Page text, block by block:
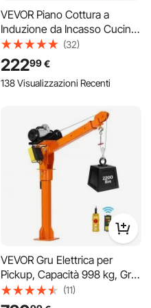
VEVOR Piano Cottura a
Induzione da Incasso Cucina
Superficie Vetroceramica,
Piano a Induzione 7200W 4
Bruciatori Potenza Regolabile
Schermo LED, Blocco di
(32)
22299€
138 Visualizzazioni Recenti
VEVOR Gru Elettrica per
Pickup, Capacità 998 kg, Gru
su Gancio Traino con
Paranco Elettrico, Braccio
(11)